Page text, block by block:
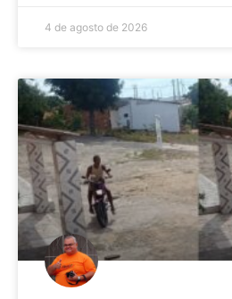
4 de agosto de 2026